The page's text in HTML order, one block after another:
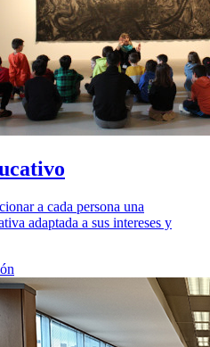
a cada persona una
adaptada a sus intereses y